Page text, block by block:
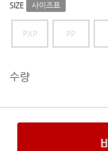
SIZE 사이즈표
PXP PP
수량